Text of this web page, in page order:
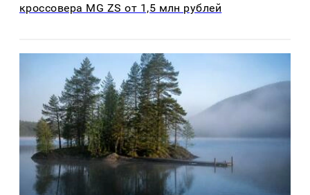
кроссовера MG ZS от 1,5 млн рублей